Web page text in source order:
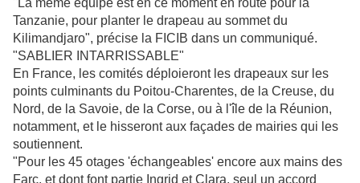
"La même équipe est en ce moment en route pour la
Tanzanie, pour planter le drapeau au sommet du
Kilimandjaro", précise la FICIB dans un communiqué.
"SABLIER INTARRISSABLE"
En France, les comités déploieront les drapeaux sur les
points culminants du Poitou-Charentes, de la Creuse, du
Nord, de la Savoie, de la Corse, ou à l'île de la Réunion,
notamment, et le hisseront aux façades de mairies qui les
soutiennent.
"Pour les 45 otages 'échangeables' encore aux mains des
Farc, et dont font partie Ingrid et Clara, seul un accord